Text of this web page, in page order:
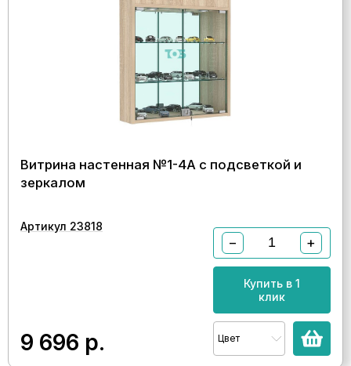
Витрина настенная №1-4А с подсветкой и
зеркалом
Артикул 23818
9 696 р.
− +
Купить в 1
клик
Цвет